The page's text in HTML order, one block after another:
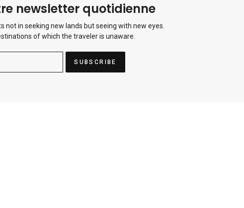
newsletter quotidienne
not in seeking new lands but seeing with new eyes.
of which the traveler is unaware.